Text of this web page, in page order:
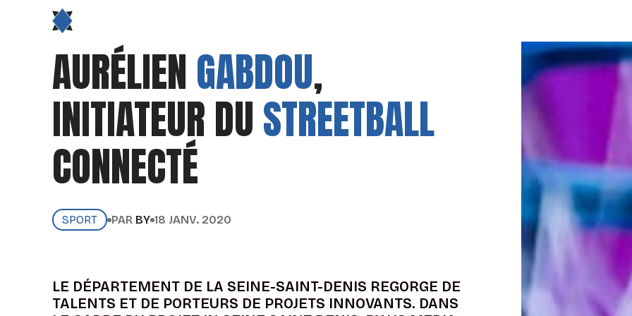
AURÉLIEN GABDOU,
INITIATEUR DUSTREETBALL
CONNECTÉ
SPORT PAR BY 18 JANV. 2020
LE DÉPARTEMENT DE LA SEINE-SAINT-DENIS REGORGE DE
TALENTS ET DE PORTEURS DE PROJETS INNOVANTS. DANS